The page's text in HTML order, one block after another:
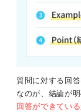
質問に対する回
なのが、結論が
回答ができてい